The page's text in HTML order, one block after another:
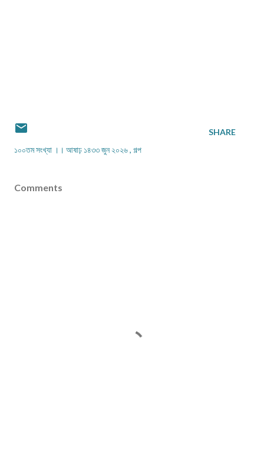
১০০তম সংখ্যা ।। আষাঢ় ১৪৩৩ জুন ২০২৬ গল্প
SHARE
Comments